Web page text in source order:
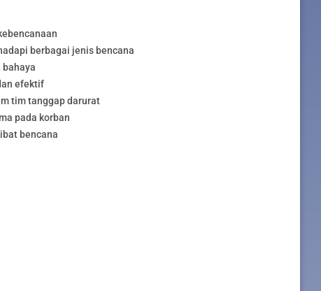
berbagai jenis bencana
efektif
tim tanggap darurat
pada korban
bencana